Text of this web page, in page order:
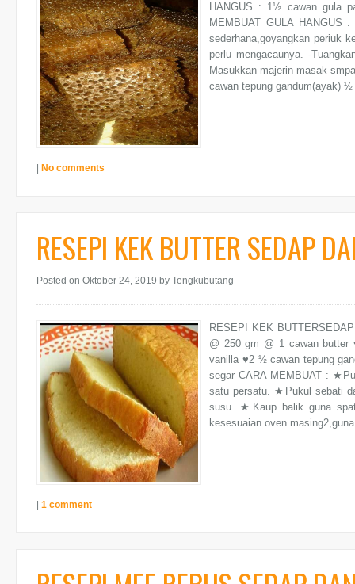
HANGUS : 1½ cawan gula
MEMBUAT GULA HANGUS
sederhana,goyangkan periuk
perlu mengacaunya. -
Masukkan majerin masak
cawan tepung gandum(ayak)
No comments
RESEPI KEK BUTTER SEDAP
Posted on Oktober 24, 2019 by Tengkubutang
RESEPI KEK
@ 250 gm @ 1 cawan
vanilla ♥2 ½ cawan tepung
segar CARA MEMBUAT :
satu persatu. ★Pukul sebati
susu. ★Kaup balik guna
kesesuaian oven
1 comment